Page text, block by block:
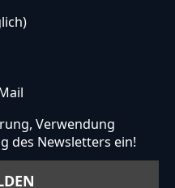
Verwendung
des Newsletters ein!